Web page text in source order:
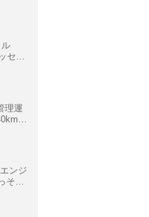
ル
セか
理運
以
ンジ
そり